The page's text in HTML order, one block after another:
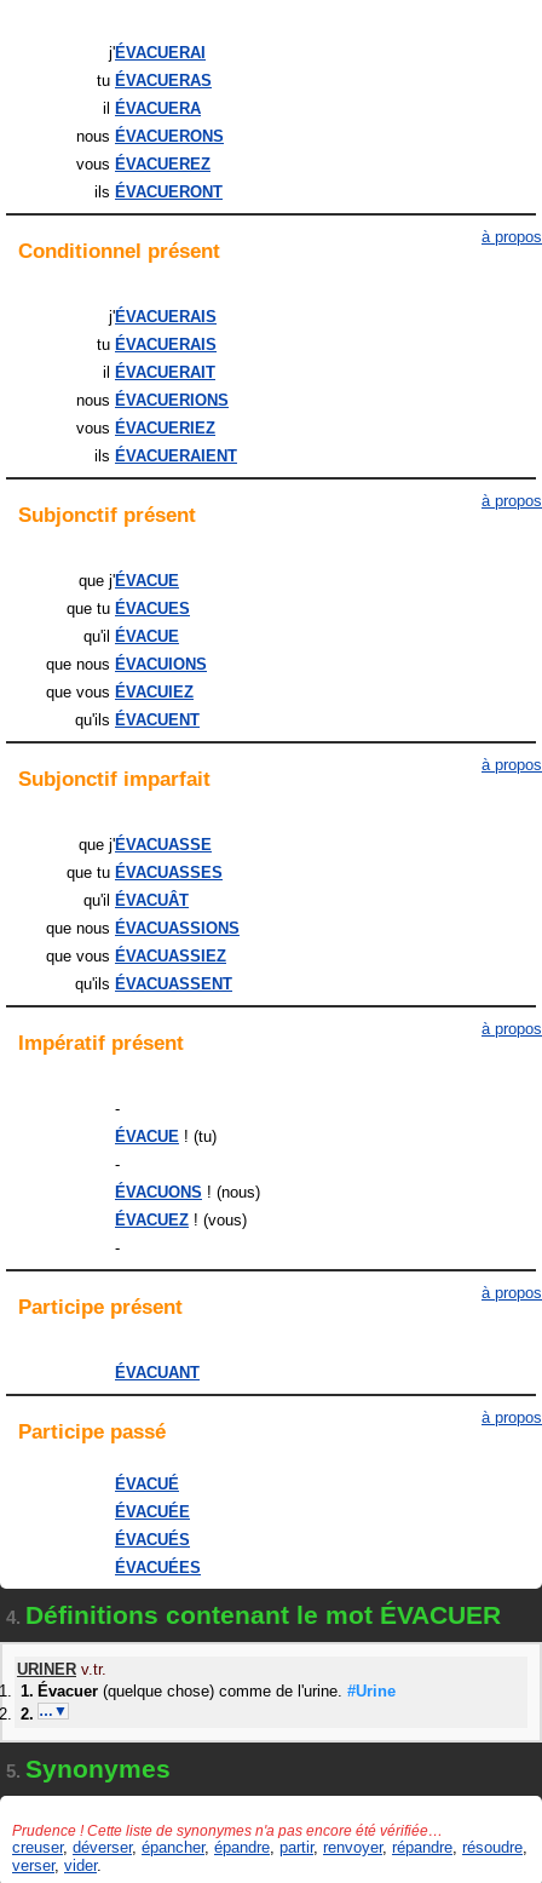
j'ÉVACUERAI
tu ÉVACUERAS
il
ÉVACUERA
nous ÉVACUERONS
vous ÉVACUEREZ
ils ÉVACUERONT
Conditionnel présent
à propos
j'ÉVACUERAIS
tu ÉVACUERAIS
il
ÉVACUERAIT
nous ÉVACUERIONS
vous ÉVACUERIEZ
ils ÉVACUERAIENT
Subjonctif présent
à propos
que j'ÉVACUE
que tu ÉVACUES
qu'il
ÉVACUE
que nous ÉVACUIONS
que vous ÉVACUIEZ
qu'ils ÉVACUENT
Subjonctif imparfait
à propos
que j'ÉVACUASSE
que tu ÉVACUASSES
qu'il
ÉVACUÂT
que nous ÉVACUASSIONS
que vous ÉVACUASSIEZ
qu'ils ÉVACUASSENT
Impératif présent
à propos
-
ÉVACUE ! (tu)
-
ÉVACUONS ! (nous)
ÉVACUEZ ! (vous)
-
Participe présent
à propos
ÉVACUANT
Participe passé
à propos
ÉVACUÉ
ÉVACUÉE
ÉVACUÉS
ÉVACUÉES
4. Définitions contenant le mot ÉVACUER
URINER v.tr.
Évacuer (quelque chose) comme de l'urine. #Urine
…▼
5. Synonymes
Prudence ! Cette liste de synonymes n'a pas encore été vérifiée…
creuser, déverser, épancher, épandre partir, renvoyer, répandre résoudre
verser, vider.